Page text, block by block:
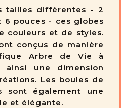
tailles différentes - 2
6 pouces - ces globes
couleurs et de styles.
conçus de manière
Arbre de Vie à
ainsi une dimension
Les boules de
sont également une
et élégante.